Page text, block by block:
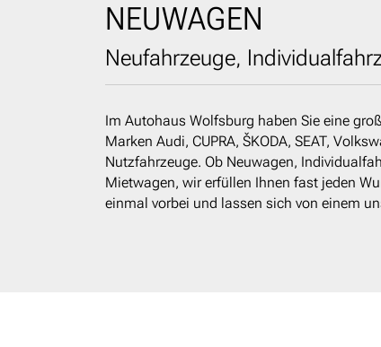
NEUWAGEN
Neufahrzeuge,
Im Autohaus Wolfsburg haben Sie eine
Marken Audi, CUPRA, ŠKODA, SEAT,
Nutzfahrzeuge. Ob Neuwagen,
Mietwagen, wir erfüllen Ihnen fast jeden
einmal vorbei und lassen sich von einem